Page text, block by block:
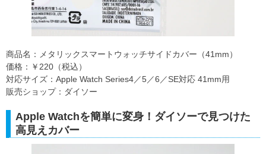
商品名：メタリックスマートウォッチサイドカバー（41mm）
価格：￥220（税込）
対応サイズ：Apple Watch Series4／5／6／SE対応 41mm用
販売ショップ：ダイソー
Apple Watchを簡単に変身！ダイソーで見つけた
高見えカバー